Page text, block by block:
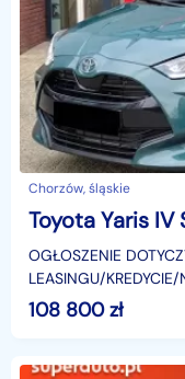
Chorzów, śląskie
OGŁOSZENIE
LEASINGU/
SUPERAUTO.PL?✔
108 800zł